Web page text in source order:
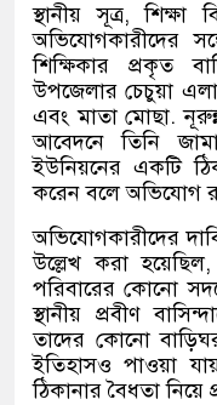
স্থানীয় সূত্র, শিক্ষা
অভিযোগকারীদের
শিক্ষিকার প্রকৃত
উপজেলার চেচুয়া
এবং মাতা মোছা.
আবেদনে তিনি
ইউনিয়নের একটি
করেন বলে অভিযোগ
অভিযোগকারীদের
উল্লেখ করা
পরিবারের কোনো
স্থানীয় প্রবীণ
তাদের কোনো
ইতিহাসও পাওয়া
ঠিকানার বৈধতা নিয়ে